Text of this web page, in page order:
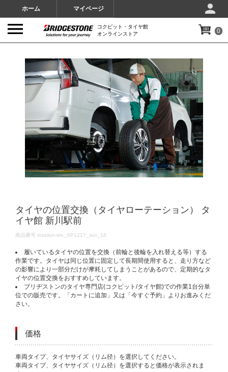
ホーム マイページ
コクピット・タイヤ館
オンラインストア
0
タイヤの位置交換（タイヤローテーション） タ
イヤ館 新川駅前
DETAILS
商品番号 rotation-tire_SP1217_suv_16
履いているタイヤの位置を交換（前輪と後輪を入れ替える等）する
作業です。タイヤは同じ位置に固定して長期間使用すると、走り方など
の影響により一部分だけが摩耗してしまうことがあるので、定期的なタ
イヤの位置交換をおすすめしています。
ブリヂストンのタイヤ専門店(コクピット/タイヤ館)での作業1台分単
位での販売です。「カートに追加」又は「今すぐ予約」よりお進みくだ
さい。
価格
VARIATIONS
車両タイプ、タイヤサイズ（リム径）を選択してください。
車両タイプ、タイヤサイズ（リム径）を選択すると価格が表示されま